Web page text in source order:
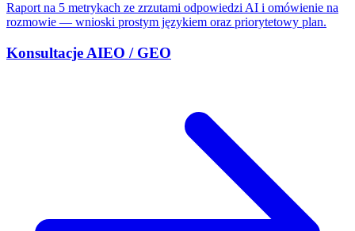
Raport na 5 metrykach ze zrzutami odpowiedzi AI i omówienie na
rozmowie — wnioski prostym językiem oraz priorytetowy plan.
Konsultacje AIEO / GEO